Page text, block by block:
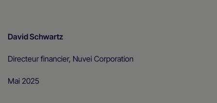
David Schwartz
Directeur financier, Nuvei Corporation
Mai 2025